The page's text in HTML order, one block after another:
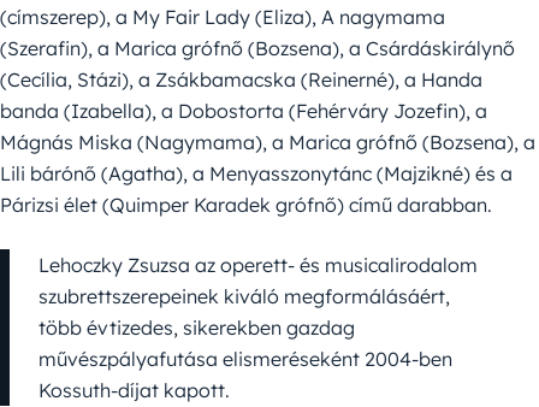
(címszerep), a My Fair Lady (Eliza), A nagymama
(Szerafin), a Marica grófnő (Bozsena), a Csárdáskirálynő
(Cecília, Stázi), a Zsákbamacska (Reinerné), a Handa
banda (Izabella), a Dobostorta (Fehérváry Jozefin), a
Mágnás Miska (Nagymama), a Marica grófnő (Bozsena), a
Lili bárónő (Agatha), a Menyasszonytánc (Majzikné) és a
Párizsi élet (Quimper Karadek grófnő) című darabban.
Lehoczky Zsuzsa az operett- és musicalirodalom
szubrettszerepeinek kiváló megformálásáért,
több évtizedes, sikerekben gazdag
művészpályafutása elismeréseként 2004-ben
Kossuth-díjat kapott.